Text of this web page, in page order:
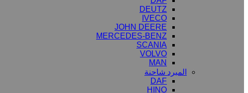
DEUTZ
IVECO
JOHN DEERE
MERCEDES-BENZ
SCANIA
VOLVO
MAN
المبرد شاحنة
DAF
HINO